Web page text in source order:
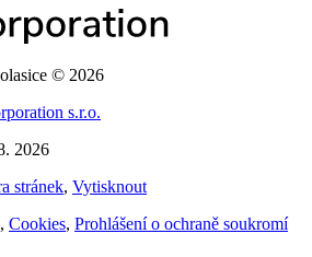
© 2026
s.r.o.
2026
stránek, Vytisknout
, Cookies, Prohlášení o ochraně soukromí